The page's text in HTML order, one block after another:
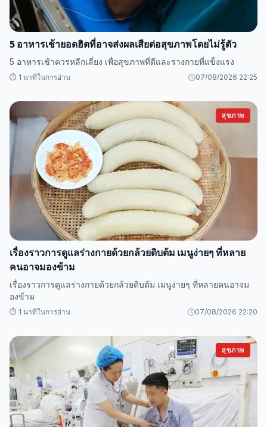
5 อาหารเช้ายอดฮิตที่อาจส่งผลเสียต่อสุขภาพโดยไม่รู้ตัว
5 อาหารเช้าควรหลีกเลี่ยง เพื่อสุขภาพที่ดีและร่างกายที่แข็งแรง
⏱️ 1 นาทีในการอ่าน 07/08/2026 22:25
สุขภาพ
เรื่องราวการดูแลร่างกายด้วยกล้วยดิบต้ม เมนูง่ายๆ ที่หลาย
คนอาจมองข้าม
เรื่องราวการดูแลร่างกายด้วยกล้วยดิบต้ม เมนูง่ายๆ ที่หลายคนอาจม
องข้าม
⏱️ 1 นาทีในการอ่าน 07/08/2026 22:20
สุขภาพ